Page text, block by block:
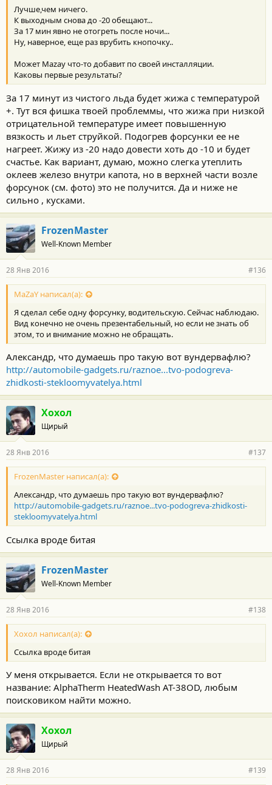
Лучше,чем ничего.
К выходным снова до -20 обещают...
За 17 мин явно не отогреть после ночи...
Ну, наверное, еще раз врубить кнопочку..
Может Mazay что-то добавит по своей инсталляции.
Каковы первые результаты?
За 17 минут из чистого льда будет жижа с температурой
+. Тут вся фишка твоей проблеммы, что жижа при низкой
отрицательной температуре имеет повышенную
вязкость и льет струйкой. Подогрев форсунки ее не
нагреет. Жижу из -20 надо довести хоть до -10 и будет
счастье. Как вариант, думаю, можно слегка утеплить
оклеев железо внутри капота, но в верхней части возле
форсунок (см. фото) это не получится. Да и ниже не
сильно , кусками.
FrozenMaster
Well-Known Member
28 Янв 2016 #136
MaZaY написал(а):
Я сделал себе одну форсунку, водительскую. Сейчас наблюдаю.
Вид конечно не очень презентабельный, но если не знать об
этом, то и внимание можно не обращать.
Александр, что думаешь про такую вот вундервафлю?
http://automobile-gadgets.ru/raznoe...tvo-podogreva-
zhidkosti-stekloomyvatelya.html
Хохол
Щирый
28 Янв 2016 #137
FrozenMaster написал(а):
Александр, что думаешь про такую вот вундервафлю?
http://automobile-gadgets.ru/raznoe...tvo-podogreva-zhidkosti-
stekloomyvatelya.html
Ссылка вроде битая
FrozenMaster
Well-Known Member
28 Янв 2016 #138
Хохол написал(а):
Ссылка вроде битая
У меня открывается. Если не открывается то вот
название: AlphaTherm HeatedWash AT-38OD, любым
поисковиком найти можно.
Хохол
Щирый
28 Янв 2016 #139